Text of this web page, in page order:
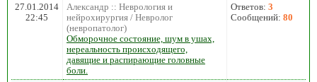
27.01.2014
22:45
Александр :: Неврология и
нейрохирургия / Невролог
(невропатолог)
Обморочное состояние, шум в ушах,
нереальность происходящего,
давящие и распирающие головные
боли.
Ответов: 3
Сообщений: 80